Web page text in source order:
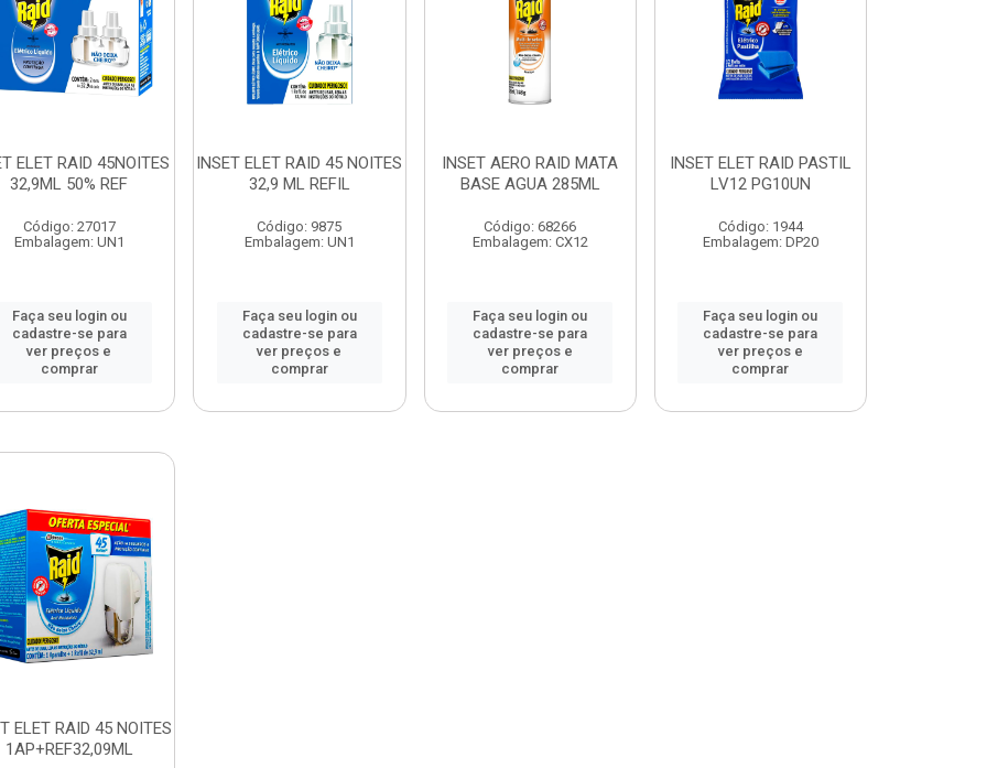
ELET RAID 45NOITES
32,9ML 50% REF
Código: 27017
Embalagem: UN1
Faça seu login ou
cadastre-se para
ver preços e
comprar
INSET ELET RAID 45 NOITES
32,9 ML REFIL
Código: 9875
Embalagem: UN1
Faça seu login ou
cadastre-se para
ver preços e
comprar
INSET AERO RAID MATA
BASE AGUA 285ML
Código: 68266
Embalagem: CX12
Faça seu login ou
cadastre-se para
ver preços e
comprar
INSET ELET RAID PASTIL
LV12 PG10UN
Código: 1944
Embalagem: DP20
Faça seu login ou
cadastre-se para
ver preços e
comprar
ELET RAID 45 NOITES
1AP+REF32,09ML